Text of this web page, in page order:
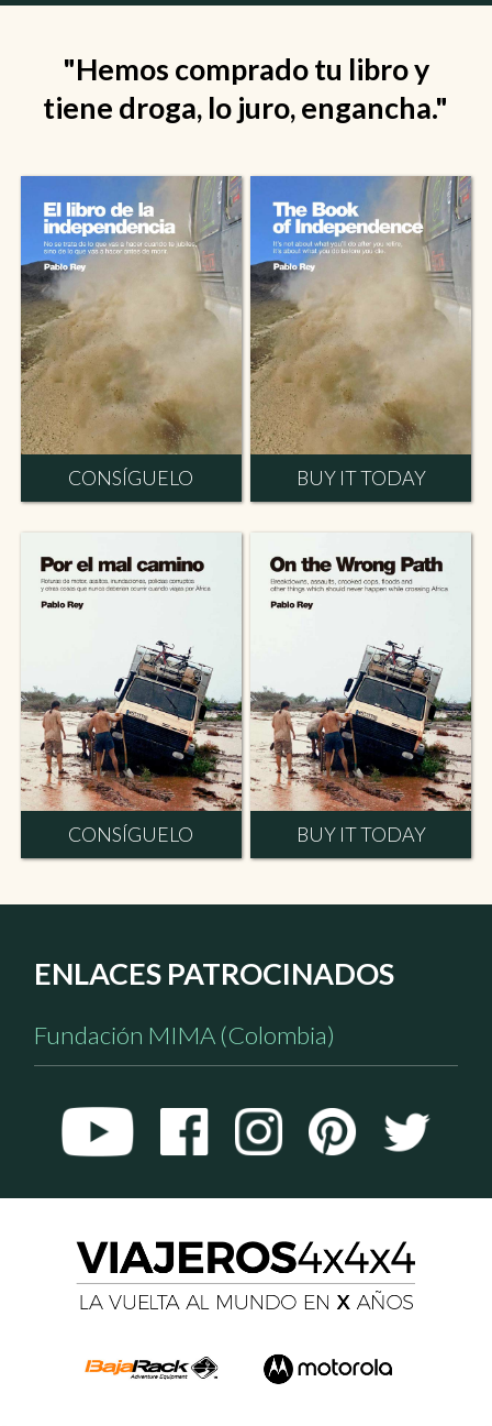
"Hemos comprado tu libro y
tiene droga, lo juro, engancha."
CONSÍGUELO BUY IT TODAY
CONSÍGUELO BUY IT TODAY
ENLACES PATROCINADOS
Fundación MIMA (Colombia)